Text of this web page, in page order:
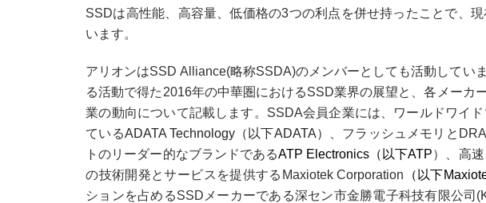
SSDは高性能、高容量、低価格の3つの利点を併せ持ったことで、
います。
アリオンはSSD Alliance(略称SSDA)のメンバーとしても活動してい
る活動で得た2016年の中華圏におけるSSD業界の展望と、各メーカ
業の動向について記載します。SSDA会員企業には、ワールドワイ
ているADATA Technology（以下ADATA）
、フラッシュメモリと
トのリーダー的なブランドであるATP Electronics （以下ATP）、高
の技術開発とサービスを提供するMaxiotek Corporation （以下
ションを占めるSSDメーカーである深セン市金勝電子科技有限公司